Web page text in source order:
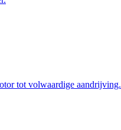
tot volwaardige aandrijving.